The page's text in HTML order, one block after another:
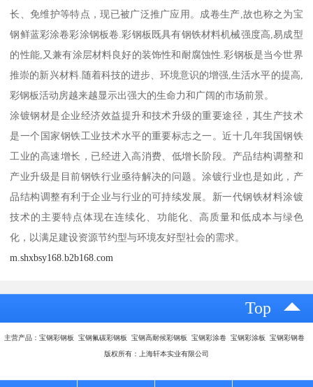
长、免维护等特点，现已被广泛推广应用。成卷生产,故也称之为宝
钢鲜蓝彩涂卷彩涂钢板卷.彩钢板既具有钢铁材料机械强度高,易成型
的性能,又兼有涂层材料良好的装饰性和耐腐蚀性.彩钢板是当今世界
推崇的新兴材料.随着科技的进步、环境意识的增强,生活水平的提高,
彩钢板活动房越来越显示出强大的生命力和广阔的市场前景。
涂镀钢材是企业经济效益提升和技术升级的重要途径，其生产技术
是一个国家钢铁工业技术水平的重要标志之一。近十几年我国钢铁
工业的高速增长，已经进入高消费、低增长阶段。产品结构调整和
产业升级是目前钢铁行业亟待解决的问题。涂镀行业也是如此，产
品结构调整有利于企业与行业的可持续发展。新一代钢铁材料涂镀
技术的主要特点体现在连续化、功能化、高质量和低成本与绿色
化，以满足建设资源节约型与环境友好型社会的需求。
m.shxbsy168.b2b168.com
Top
主营产品：宝钢彩钢板 宝钢氟碳彩钢板 宝钢高耐候彩钢板 宝钢彩涂卷 宝钢彩涂板 宝钢彩钢卷
版权所有：上海轩本实业有限公司